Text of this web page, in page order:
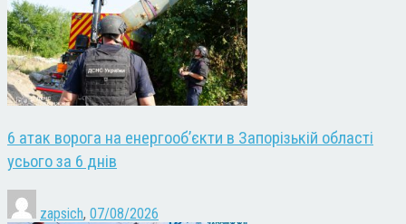
6 атак ворога на енергооб’єкти в Запорізькій області
усього за 6 днів
zapsich, 07/08/2026